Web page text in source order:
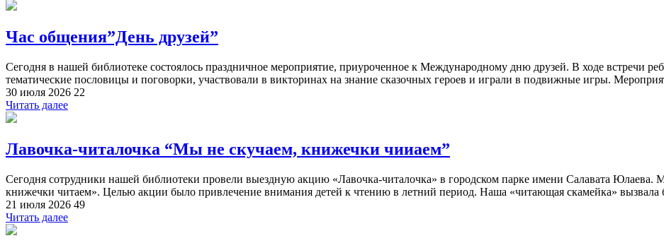
Час общения”День друзей”
Сегодня в нашей библиотеке состоялось праздничное мероприятие, приуроченное к Международному дню друзей. В ходе встречи
тематические пословицы и поговорки, участвовали в викторинах на знание сказочных героев и играли в подвижные игры.
30 июля 2026 22
Читать далее
Лавочка-читалочка “Мы не скучаем, книжечки чииаем”
Сегодня сотрудники нашей библиотеки провели выездную акцию «Лавочка-читалочка» в городском парке имени Салавата
книжечки читаем». Целью акции было привлечение внимания детей к чтению в летний период. Наша «читающая скамейка» вызвала
21 июля 2026 49
Читать далее